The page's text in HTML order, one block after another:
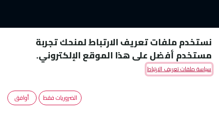
Copyright © Amoun Pharmaceutical Co. الْعَرَبيّة
نستخدم ملفات تعريف الارتباط لمنحك تجربة
مستخدم أفضل على هذا الموقع الإلكتروني.
سياسة ملفات تعريف الارتباط
الضروريات فقط أوافق